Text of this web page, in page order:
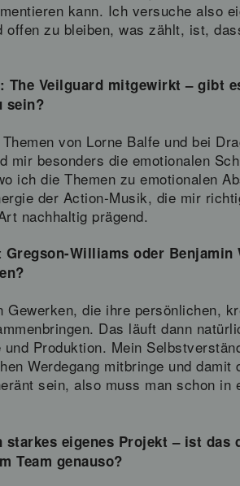
kann. Ich versuche also
zu bleiben, was zählt, ist,
Veilguard mitgewirkt – gibt
sein?
von Lorne Balfe und bei
besonders die emotionalen
ich die Themen zu emotionalen
der Action-Musik, die mir
nachhaltig prägend.
Williams oder Benjamin
die ihre persönlichen,
Das läuft dann
Produktion. Mein
Werdegang mitbringe und damit
sein, also muss man schon in
eigenes Projekt – ist das
Team genauso?